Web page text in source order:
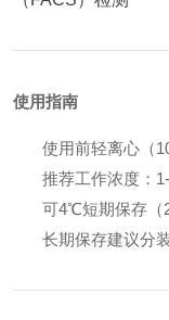
使用指南
使用前轻离心（
推荐工作浓度：
可4℃短期保存（
长期保存建议分